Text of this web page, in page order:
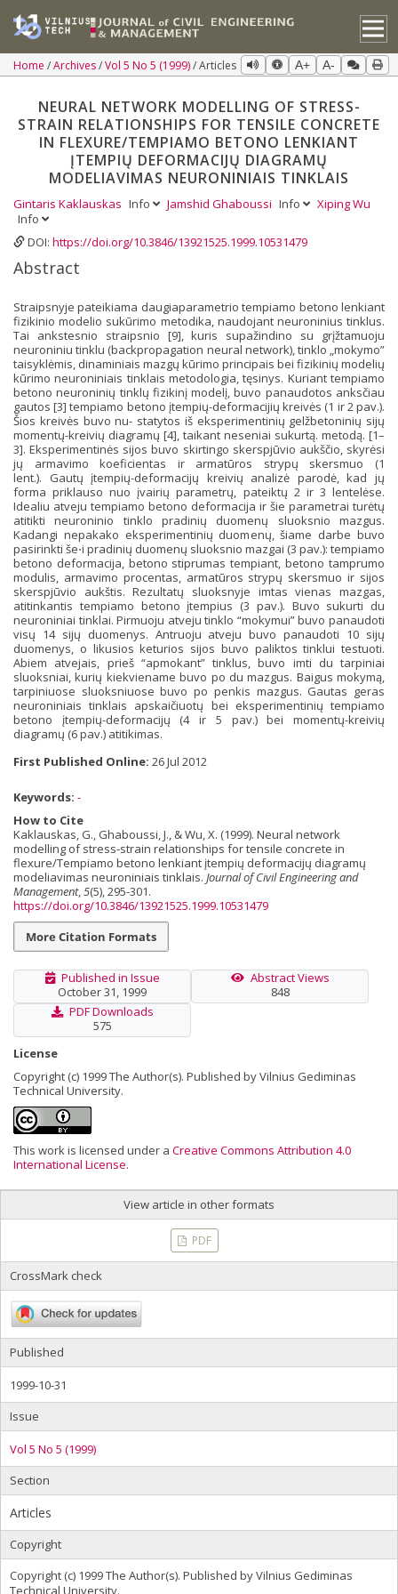
Home Archives Vol 5 No 5 (1999) Articles A+ A-
NEURAL NETWORK MODELLING OF STRESS-
STRAIN RELATIONSHIPS FOR TENSILE CONCRETE
IN FLEXURE/TEMPIAMO BETONO LENKIANT
ĮTEMPIŲ DEFORMACIJŲ DIAGRAMŲ
MODELIAVIMAS NEURONINIAIS TINKLAIS
Gintaris Kaklauskas Info Jamshid Ghaboussi Info
Xiping Wu
Info
DOI: https://doi.org/10.3846/13921525.1999.10531479
Abstract
Straipsnyje pateikiama daugiaparametrio tempiamo betono lenkiant
fizikinio modelio sukūrimo metodika, naudojant neuroninius tinklus.
Tai ankstesnio straipsnio [9], kuris supažindino su grįžtamuoju
neuroniniu tinklu (backpropagation neural network), tinklo „mokymo”
taisyklėmis, dinaminiais mazgų kūrimo principais bei fizikinių modelių
kūrimo neuroniniais tinklais metodologia, tęsinys. Kuriant tempiamo
betono neuroninių tinklų fizikinį modelį, buvo panaudotos anksčiau
gautos [3] tempiamo betono įtempių-deformacijių kreivės (1 ir 2 pav.).
Šios kreivės buvo nu- statytos iš eksperimentinių gelžbetoninių sijų
momentų-kreivių diagramų [4], taikant neseniai sukurtą. metodą. [1–
3]. Eksperimentinės sijos buvo skirtingo skerspjūvio aukščio, skyrėsi
jų armavimo koeficientas ir armatūros strypų skersmuo (1
lent.). Gautų įtempių-deformacijų kreivių analizė parodė, kad jų
forma priklauso nuo įvairių parametrų, pateiktų 2 ir 3 lentelėse.
Idealiu atveju tempiamo betono deformacija ir šie parametrai turėtų
atitikti neuroninio tinklo pradinių duomenų sluoksnio mazgus.
Kadangi nepakako eksperimentinių duomenų, šiame darbe buvo
pasirinkti še⋅i pradinių duomenų sluoksnio mazgai (3 pav.): tempiamo
betono deformacija, betono stiprumas tempiant, betono tamprumo
modulis, armavimo procentas, armatūros strypų skersmuo ir sijos
skerspjūvio aukštis. Rezultatų sluoksnyje imtas vienas mazgas,
atitinkantis tempiamo betono įtempius (3 pav.). Buvo sukurti du
neuroniniai tinklai. Pirmuoju atveju tinklo “mokymui” buvo panaudoti
visų 14 sijų duomenys. Antruoju atveju buvo panaudoti 10 sijų
duomenys, o likusios keturios sijos buvo paliktos tinklui testuoti.
Abiem atvejais, prieš “apmokant” tinklus, buvo imti du tarpiniai
sluoksniai, kurių kiekviename buvo po du mazgus. Baigus mokymą,
tarpiniuose sluoksniuose buvo po penkis mazgus. Gautas geras
neuroniniais tinklais apskaičiuotų bei eksperimentinių tempiamo
betono įtempių-deformacijų (4 ir 5 pav.) bei momentų-kreivių
diagramų (6 pav.) atitikimas.
First Published Online: 26 Jul 2012
Keywords: -
How to Cite
Kaklauskas, G., Ghaboussi, J., & Wu, X. (1999). Neural network
modelling of stress-strain relationships for tensile concrete in
flexure/Tempiamo betono lenkiant įtempių deformacijų diagramų
modeliavimas neuroniniais tinklais. Journal of Civil Engineering and
Management,5(5), 295-301.
https://doi.org/10.3846/13921525.1999.10531479
More Citation Formats
Published in Issue
October 31, 1999
Abstract Views
848
PDF Downloads
575
License
Copyright (c) 1999 The Author(s). Published by Vilnius Gediminas
Technical University.
This work is licensed under a Creative Commons Attribution 4.0
International License.
View article in other formats
PDF
CrossMark check
Published
1999-10-31
Issue
Vol 5 No 5 (1999)
Section
Articles
Copyright
Copyright (c) 1999 The Author(s). Published by Vilnius Gediminas
Technical University.